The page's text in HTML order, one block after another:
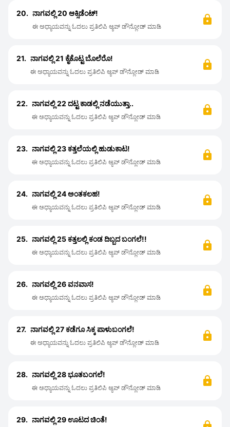
20. ನಾಗವಲ್ಲಿ 20 ಆಕ್ಸಿಡೆಂಟ್!
ಈ ಅಧ್ಯಾಯವನ್ನು ಓದಲು ಪ್ರತಿಲಿಪಿ ಆ್ಯಪ್ ಡೌನ್ಲೋಡ್ ಮಾಡಿ
21. ನಾಗವಲ್ಲಿ 21 ಕೈಕೊಟ್ಟ ಬೊಲೆರೊ!
ಈ ಅಧ್ಯಾಯವನ್ನು ಓದಲು ಪ್ರತಿಲಿಪಿ ಆ್ಯಪ್ ಡೌನ್ಲೋಡ್ ಮಾಡಿ
22. ನಾಗವಲ್ಲಿ 22 ದಟ್ಟ ಕಾಡಲ್ಲಿ ನಡೆಯುತ್ತಾ..
ಈ ಅಧ್ಯಾಯವನ್ನು ಓದಲು ಪ್ರತಿಲಿಪಿ ಆ್ಯಪ್ ಡೌನ್ಲೋಡ್ ಮಾಡಿ
23. ನಾಗವಲ್ಲಿ 23 ಕತ್ತಲೆಯಲ್ಲಿ ಹುಡುಕಾಟ!
ಈ ಅಧ್ಯಾಯವನ್ನು ಓದಲು ಪ್ರತಿಲಿಪಿ ಆ್ಯಪ್ ಡೌನ್ಲೋಡ್ ಮಾಡಿ
24. ನಾಗವಲ್ಲಿ 24 ಅಂತಕಲಹ!
ಈ ಅಧ್ಯಾಯವನ್ನು ಓದಲು ಪ್ರತಿಲಿಪಿ ಆ್ಯಪ್ ಡೌನ್ಲೋಡ್ ಮಾಡಿ
25. ನಾಗವಲ್ಲಿ 25 ಕತ್ತಲಲ್ಲಿ ಕಂಡ ದಿಬ್ಬದ ಬಂಗಲೆ!!
ಈ ಅಧ್ಯಾಯವನ್ನು ಓದಲು ಪ್ರತಿಲಿಪಿ ಆ್ಯಪ್ ಡೌನ್ಲೋಡ್ ಮಾಡಿ
26. ನಾಗವಲ್ಲಿ 26 ವನವಾಸ!
ಈ ಅಧ್ಯಾಯವನ್ನು ಓದಲು ಪ್ರತಿಲಿಪಿ ಆ್ಯಪ್ ಡೌನ್ಲೋಡ್ ಮಾಡಿ
27. ನಾಗವಲ್ಲಿ 27 ಕಡೆಗೂ ಸಿಕ್ಕ ಪಾಳುಬಂಗಲೆ!
ಈ ಅಧ್ಯಾಯವನ್ನು ಓದಲು ಪ್ರತಿಲಿಪಿ ಆ್ಯಪ್ ಡೌನ್ಲೋಡ್ ಮಾಡಿ
28. ನಾಗವಲ್ಲಿ 28 ಭೂತಬಂಗಲೆ!
ಈ ಅಧ್ಯಾಯವನ್ನು ಓದಲು ಪ್ರತಿಲಿಪಿ ಆ್ಯಪ್ ಡೌನ್ಲೋಡ್ ಮಾಡಿ
29. ನಾಗವಲ್ಲಿ 29 ಊಟದ ಚಿಂತೆ!